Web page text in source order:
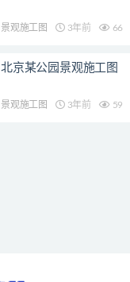
景观施工图 3年前 66
北京某公园景观施工图
景观施工图 3年前 59